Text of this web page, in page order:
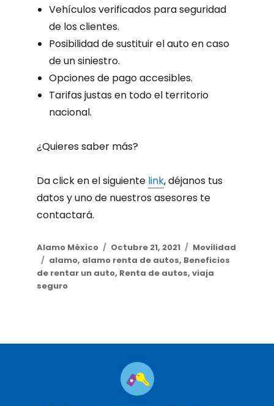
Vehículos verificados para seguridad
de los clientes.
Posibilidad de sustituir el auto en caso
de un siniestro.
Opciones de pago accesibles.
Tarifas justas en todo el territorio
nacional.
¿Quieres saber más?
Da click en el siguiente link, déjanos tus
datos y uno de nuestros asesores te
contactará.
Author
Alamo México
Posted
on
Octubre 21, 2021 Categories
Movilidad
Tags
alamo, alamo renta de autos, Beneficios
de rentar un auto, Renta de autos, viaja
seguro